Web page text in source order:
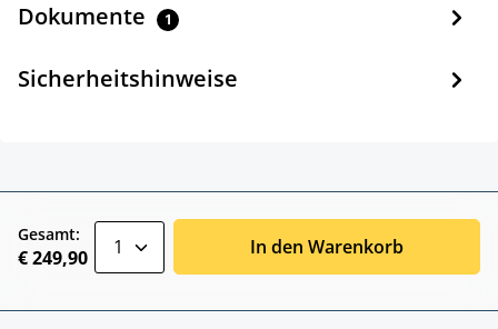
Dokumente 1
Sicherheitshinweise
Gesamt:
€ 249,90 In den Warenkorb